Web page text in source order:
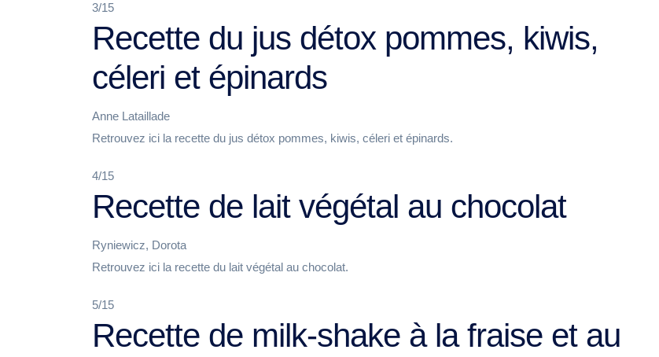
3/15
Recette du jus détox pommes, kiwis,
céleri et épinards
Anne Lataillade
Retrouvez ici la recette du jus détox pommes, kiwis, céleri et épinards.
4/15
Recette de lait végétal au chocolat
Ryniewicz, Dorota
Retrouvez ici la recette du lait végétal au chocolat.
5/15
Recette de milk-shake à la fraise et au